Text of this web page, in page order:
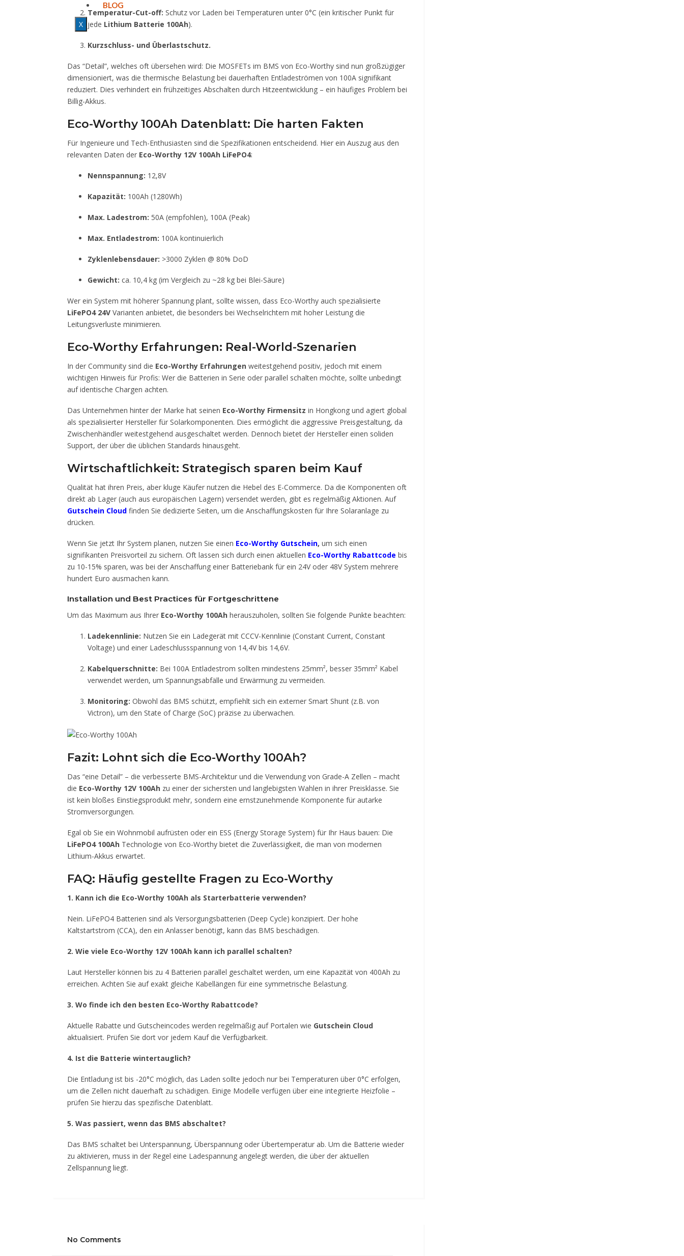
BLOG
X
Temperatur-Cut-off: Schutz vor Laden bei Temperaturen unter 0°C (ein kritischer Punkt für
jede Lithium Batterie 100Ah).
Kurzschluss- und Überlastschutz.
Das “Detail”, welches oft übersehen wird: Die MOSFETs im BMS von Eco-Worthy sind nun großzügiger
dimensioniert, was die thermische Belastung bei dauerhaften Entladeströmen von 100A signifikant
reduziert. Dies verhindert ein frühzeitiges Abschalten durch Hitzeentwicklung – ein häufiges Problem bei
Billig-Akkus.
Eco-Worthy 100Ah Datenblatt: Die harten Fakten
Für Ingenieure und Tech-Enthusiasten sind die Spezifikationen entscheidend. Hier ein Auszug aus den
relevanten Daten der Eco-Worthy 12V 100Ah LiFePO4:
Nennspannung: 12,8V
Kapazität: 100Ah (1280Wh)
Max. Ladestrom: 50A (empfohlen), 100A (Peak)
Max. Entladestrom: 100A kontinuierlich
Zyklenlebensdauer: >3000 Zyklen @ 80% DoD
Gewicht: ca. 10,4 kg (im Vergleich zu ~28 kg bei Blei-Säure)
Wer ein System mit höherer Spannung plant, sollte wissen, dass Eco-Worthy auch spezialisierte
LiFePO4 24V Varianten anbietet, die besonders bei Wechselrichtern mit hoher Leistung die
Leitungsverluste minimieren.
Eco-Worthy Erfahrungen: Real-World-Szenarien
In der Community sind die Eco-Worthy Erfahrungen weitestgehend positiv, jedoch mit einem
wichtigen Hinweis für Profis: Wer die Batterien in Serie oder parallel schalten möchte, sollte unbedingt
auf identische Chargen achten.
Das Unternehmen hinter der Marke hat seinen Eco-Worthy Firmensitz in Hongkong und agiert global
als spezialisierter Hersteller für Solarkomponenten. Dies ermöglicht die aggressive Preisgestaltung, da
Zwischenhändler weitestgehend ausgeschaltet werden. Dennoch bietet der Hersteller einen soliden
Support, der über die üblichen Standards hinausgeht.
Wirtschaftlichkeit: Strategisch sparen beim Kauf
Qualität hat ihren Preis, aber kluge Käufer nutzen die Hebel des E-Commerce. Da die Komponenten oft
direkt ab Lager (auch aus europäischen Lagern) versendet werden, gibt es regelmäßig Aktionen. Auf
Gutschein Cloud finden Sie dedizierte Seiten, um die Anschaffungskosten für Ihre Solaranlage zu
drücken.
Wenn Sie jetzt Ihr System planen, nutzen Sie einen Eco-Worthy Gutschein, um sich einen
signifikanten Preisvorteil zu sichern. Oft lassen sich durch einen aktuellen Eco-Worthy Rabattcode bis
zu 10-15% sparen, was bei der Anschaffung einer Batteriebank für ein 24V oder 48V System mehrere
hundert Euro ausmachen kann.
Installation und Best Practices für Fortgeschrittene
Um das Maximum aus Ihrer Eco-Worthy 100Ah herauszuholen, sollten Sie folgende Punkte beachten:
Ladekennlinie: Nutzen Sie ein Ladegerät mit CCCV-Kennlinie (Constant Current, Constant
Voltage) und einer Ladeschlussspannung von 14,4V bis 14,6V.
Kabelquerschnitte: Bei 100A Entladestrom sollten mindestens 25mm², besser 35mm² Kabel
verwendet werden, um Spannungsabfälle und Erwärmung zu vermeiden.
Monitoring: Obwohl das BMS schützt, empfiehlt sich ein externer Smart Shunt (z.B. von
Victron), um den State of Charge (SoC) präzise zu überwachen.
Fazit: Lohnt sich die Eco-Worthy 100Ah?
Das “eine Detail” – die verbesserte BMS-Architektur und die Verwendung von Grade-A Zellen – macht
die Eco-Worthy 12V 100Ah zu einer der sichersten und langlebigsten Wahlen in ihrer Preisklasse. Sie
ist kein bloßes Einstiegsprodukt mehr, sondern eine ernstzunehmende Komponente für autarke
Stromversorgungen.
Egal ob Sie ein Wohnmobil aufrüsten oder ein ESS (Energy Storage System) für Ihr Haus bauen: Die
LiFePO4 100Ah Technologie von Eco-Worthy bietet die Zuverlässigkeit, die man von modernen
Lithium-Akkus erwartet.
FAQ: Häufig gestellte Fragen zu Eco-Worthy
1. Kann ich die Eco-Worthy 100Ah als Starterbatterie verwenden?
Nein. LiFePO4 Batterien sind als Versorgungsbatterien (Deep Cycle) konzipiert. Der hohe
Kaltstartstrom (CCA), den ein Anlasser benötigt, kann das BMS beschädigen.
2. Wie viele Eco-Worthy 12V 100Ah kann ich parallel schalten?
Laut Hersteller können bis zu 4 Batterien parallel geschaltet werden, um eine Kapazität von 400Ah zu
erreichen. Achten Sie auf exakt gleiche Kabellängen für eine symmetrische Belastung.
3. Wo finde ich den besten Eco-Worthy Rabattcode?
Aktuelle Rabatte und Gutscheincodes werden regelmäßig auf Portalen wie Gutschein Cloud
aktualisiert. Prüfen Sie dort vor jedem Kauf die Verfügbarkeit.
4. Ist die Batterie wintertauglich?
Die Entladung ist bis -20°C möglich, das Laden sollte jedoch nur bei Temperaturen über 0°C erfolgen,
um die Zellen nicht dauerhaft zu schädigen. Einige Modelle verfügen über eine integrierte Heizfolie –
prüfen Sie hierzu das spezifische Datenblatt.
5. Was passiert, wenn das BMS abschaltet?
Das BMS schaltet bei Unterspannung, Überspannung oder Übertemperatur ab. Um die Batterie wieder
zu aktivieren, muss in der Regel eine Ladespannung angelegt werden, die über der aktuellen
Zellspannung liegt.
No Comments